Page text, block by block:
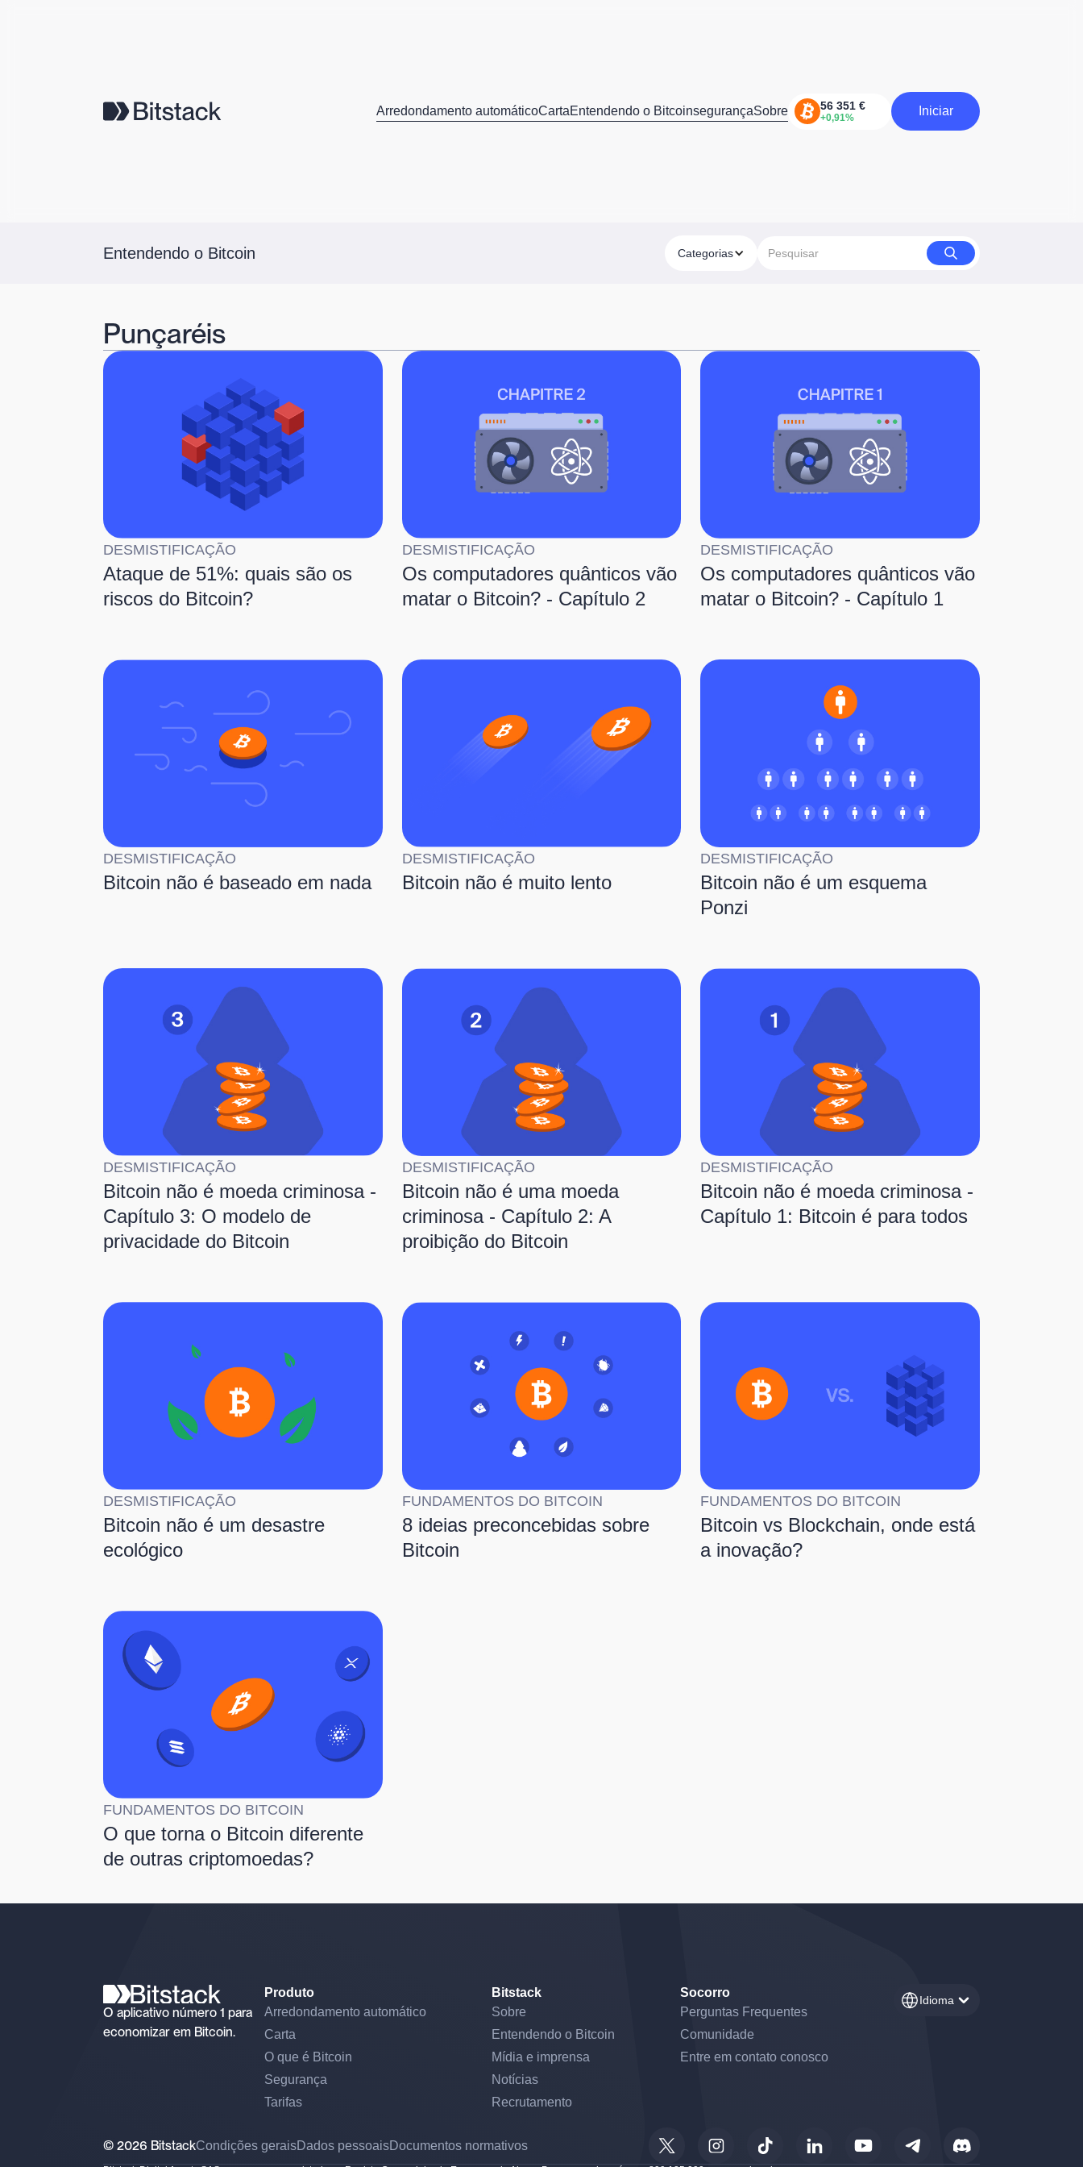
Arredondamento automáticoCartaEntendendo o BitcoinsegurançaSobre
Iniciar
Iniciar
Entendendo o Bitcoin Categorias
Punçaréis
DESMISTIFICAÇÃO
Ataque de 51%: quais são os
riscos do Bitcoin?
DESMISTIFICAÇÃO
Os computadores quânticos vão
matar o Bitcoin? - Capítulo 2
DESMISTIFICAÇÃO
Os computadores quânticos vão
matar o Bitcoin? - Capítulo 1
DESMISTIFICAÇÃO
Bitcoin não é baseado em nada
DESMISTIFICAÇÃO
Bitcoin não é muito lento
DESMISTIFICAÇÃO
Bitcoin não é um esquema
Ponzi
DESMISTIFICAÇÃO
Bitcoin não é moeda criminosa -
Capítulo 3: O modelo de
privacidade do Bitcoin
DESMISTIFICAÇÃO
Bitcoin não é uma moeda
criminosa - Capítulo 2: A
proibição do Bitcoin
DESMISTIFICAÇÃO
Bitcoin não é moeda criminosa -
Capítulo 1: Bitcoin é para todos
DESMISTIFICAÇÃO
Bitcoin não é um desastre
ecológico
FUNDAMENTOS DO BITCOIN
8 ideias preconcebidas sobre
Bitcoin
FUNDAMENTOS DO BITCOIN
Bitcoin vs Blockchain, onde está
a inovação?
FUNDAMENTOS DO BITCOIN
O que torna o Bitcoin diferente
de outras criptomoedas?
O aplicativo número 1 para
economizar em Bitcoin.
Produto
Arredondamento automático
Carta
O que é Bitcoin
Segurança
Tarifas
Bitstack
Sobre
Entendendo o Bitcoin
Mídia e imprensa
Notícias
Recrutamento
Socorro
Perguntas Frequentes
Comunidade
Entre em contato conosco
Idioma
© 2026 BitstackCondições geraisDados pessoaisDocumentos normativos